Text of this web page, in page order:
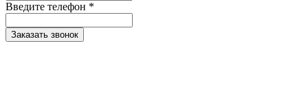
Введите телефон *